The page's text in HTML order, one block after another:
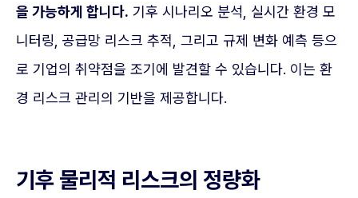
을 가능하게 합니다. 기후 시나리오 분석, 실시간 환경 모
니터링, 공급망 리스크 추적, 그리고 규제 변화 예측 등으
로 기업의 취약점을 조기에 발견할 수 있습니다. 이는 환
경 리스크 관리의 기반을 제공합니다.
기후 물리적 리스크의 정량화